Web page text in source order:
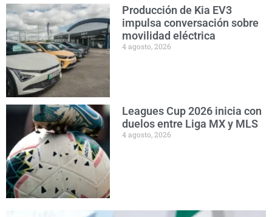
Producción de Kia EV3
impulsa conversación sobre
movilidad eléctrica
4 agosto, 2026
Leagues Cup 2026 inicia con
duelos entre Liga MX y MLS
4 agosto, 2026